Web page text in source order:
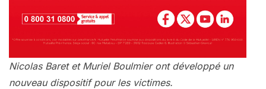
Nicolas Baret et Muriel Boulmier ont développé un
nouveau dispositif pour les victimes.